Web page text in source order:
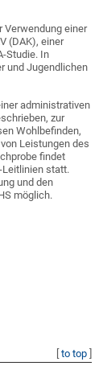
Verwendung einer
(DAK), einer
Studie. In
und Jugendlichen
administrativen
zur
Wohlbefinden,
Leistungen des
findet
Leitlinien statt.
und den
möglich.
to top]